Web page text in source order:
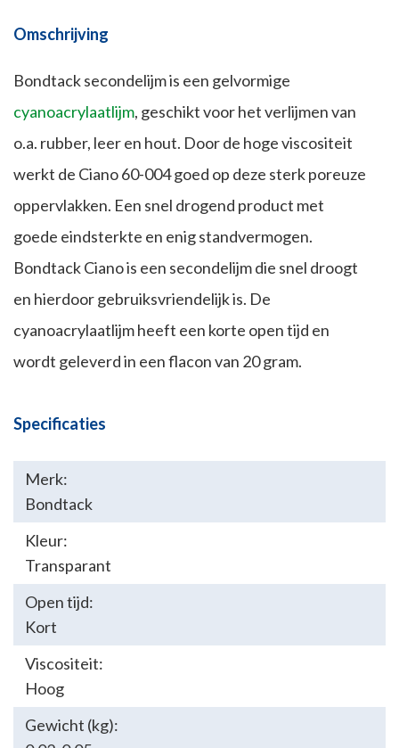
Omschrijving
Bondtack secondelijm is een gelvormige
cyanoacrylaatlijm, geschikt voor het verlijmen van
o.a. rubber, leer en hout. Door de hoge viscositeit
werkt de Ciano 60-004 goed op deze sterk poreuze
oppervlakken. Een snel drogend product met
goede eindsterkte en enig standvermogen.
Bondtack Ciano is een secondelijm die snel droogt
en hierdoor gebruiksvriendelijk is. De
cyanoacrylaatlijm heeft een korte open tijd en
wordt geleverd in een flacon van 20 gram.
Specificaties
Merk:
Bondtack
Kleur:
Transparant
Open tijd:
Kort
Viscositeit:
Hoog
Gewicht (kg):